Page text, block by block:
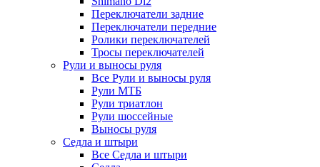
Переключатели задние
Переключатели передние
Ролики переключателей
Тросы переключателей
Рули и выносы руля
Все Рули и выносы руля
Рули МТБ
Рули триатлон
Рули шоссейные
Выносы руля
Седла и штыри
Все Седла и штыри